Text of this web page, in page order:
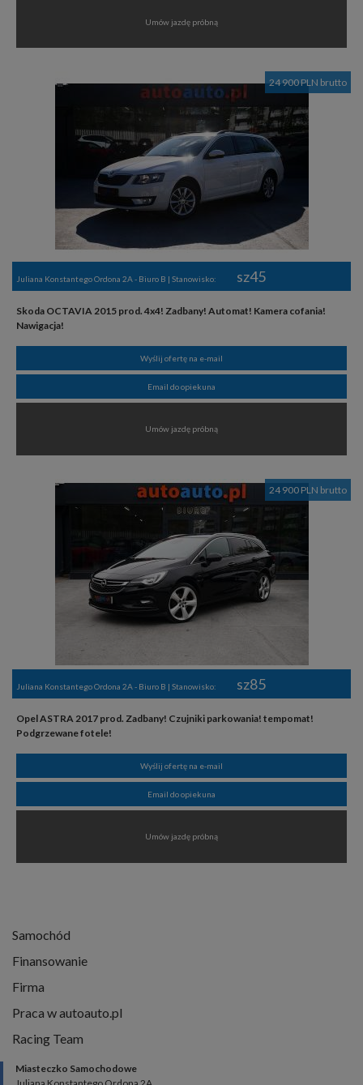
Umów jazdę próbną
24 900 PLN brutto
Juliana Konstantego Ordona 2A - Biuro B | Stanowisko: sz45
Skoda OCTAVIA 2015 prod. 4x4! Zadbany! Automat! Kamera cofania!
Nawigacja!
Wyślij ofertę na e-mail
Email do opiekuna
Umów jazdę próbną
24 900 PLN brutto
Juliana Konstantego Ordona 2A - Biuro B | Stanowisko: sz85
Opel ASTRA 2017 prod. Zadbany! Czujniki parkowania! tempomat!
Podgrzewane fotele!
Wyślij ofertę na e-mail
Email do opiekuna
Umów jazdę próbną
Samochód
Finansowanie
Firma
Praca w autoauto.pl
Racing Team
Miasteczko Samochodowe